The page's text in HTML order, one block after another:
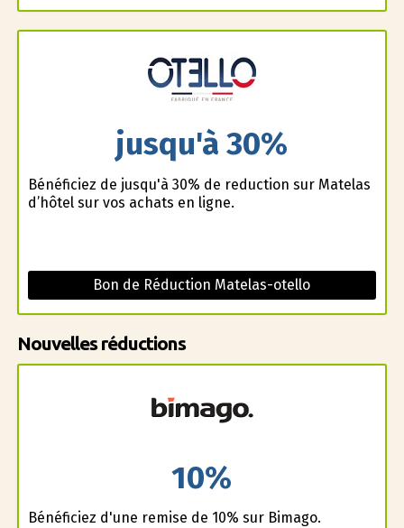
jusqu'à 30%
Bénéficiez de jusqu'à 30% de reduction sur Matelas
d’hôtel sur vos achats en ligne.
Bon de Réduction Matelas-otello
Nouvelles réductions
10%
Bénéficiez d'une remise de 10% sur Bimago.